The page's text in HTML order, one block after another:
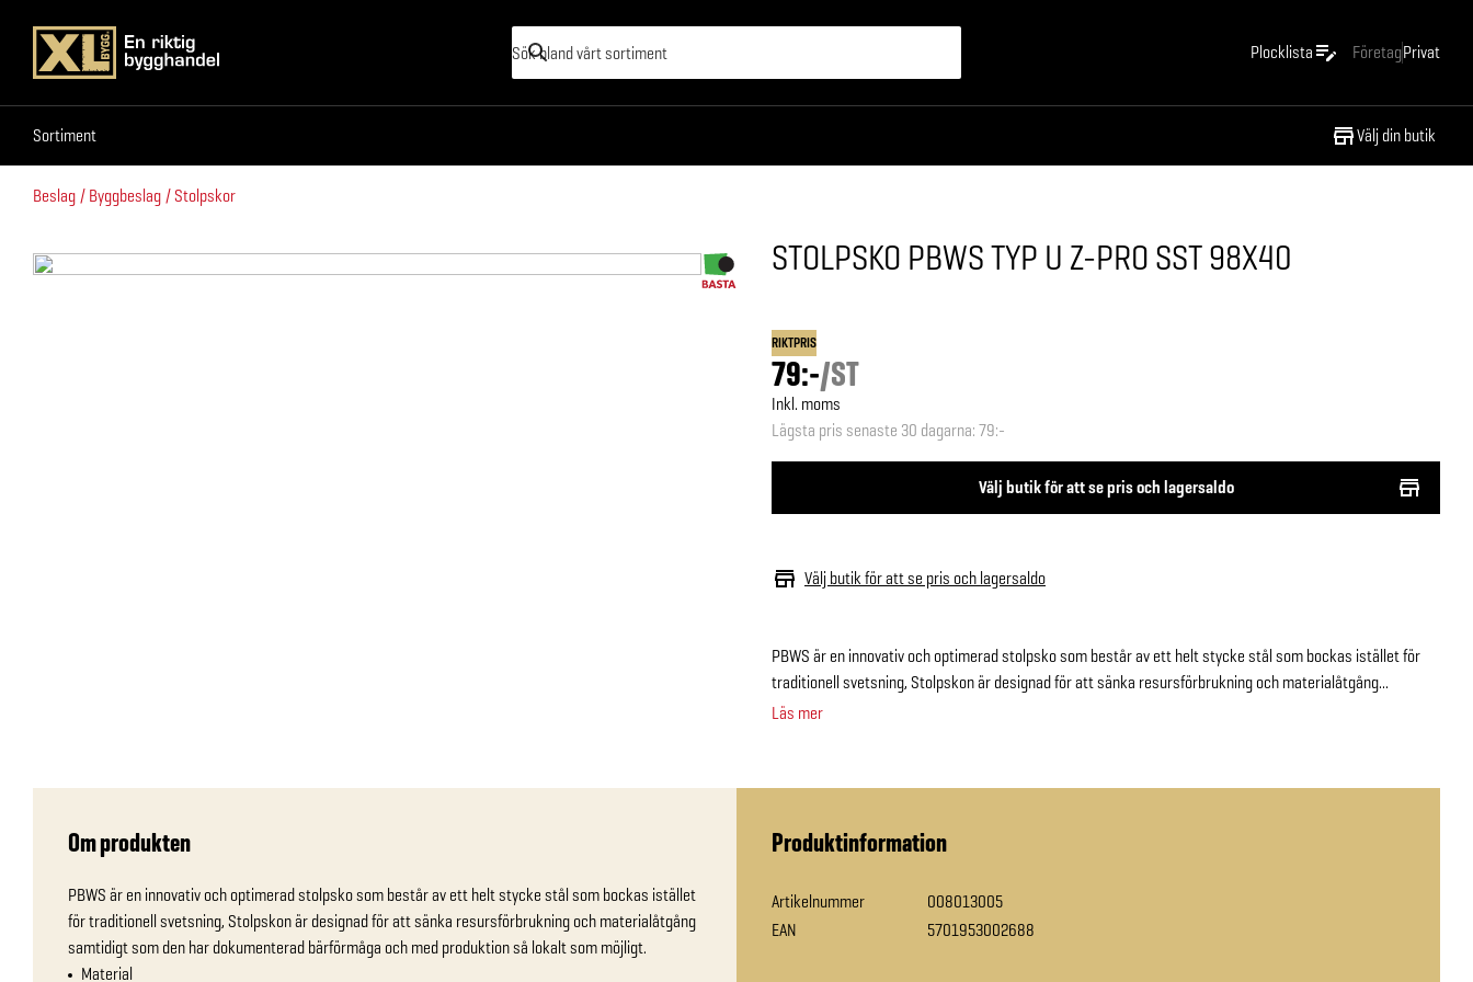
Plocklista FöretagPrivat
Sortiment Välj din butik
Sortiment
Beslag Byggbeslag Stolpskor
STOLPSKO PBWS TYP U Z-PRO SST 98X40
RIKTPRIS
79:-/ST
Inkl. moms
Lägsta pris senaste 30 dagarna:79:-
Välj butik för att se pris och lagersaldo
Välj butik för att se pris och lagersaldo
PBWS är en innovativ och optimerad stolpsko som består av ett helt stycke stål som bockas istället för
traditionell svetsning, Stolpskon är designad för att sänka resursförbrukning och materialåtgång...
Läs mer
Om produkten
PBWS är en innovativ och optimerad stolpsko som består av ett helt stycke stål som bockas istället
för traditionell svetsning, Stolpskon är designad för att sänka resursförbrukning och materialåtgång
samtidigt som den har dokumenterad bärförmåga och med produktion så lokalt som möjligt.
Material
Produktinformation
Artikelnummer
008013005
EAN
5701953002688